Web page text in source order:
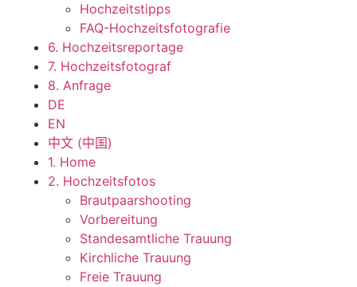
Hochzeitstipps
FAQ-Hochzeitsfotografie
6. Hochzeitsreportage
7. Hochzeitsfotograf
8. Anfrage
DE
EN
中文 (中国)
1. Home
2. Hochzeitsfotos
Brautpaarshooting
Vorbereitung
Standesamtliche Trauung
Kirchliche Trauung
Freie Trauung